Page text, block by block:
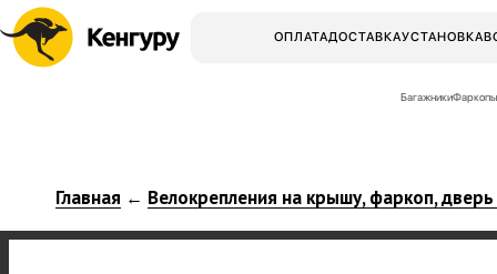
ОПЛАТАДОСТАВКАУСТАНОВКА
БагажникиФаркопы
Главная ← Велокрепления на крышу, фаркоп, дверь